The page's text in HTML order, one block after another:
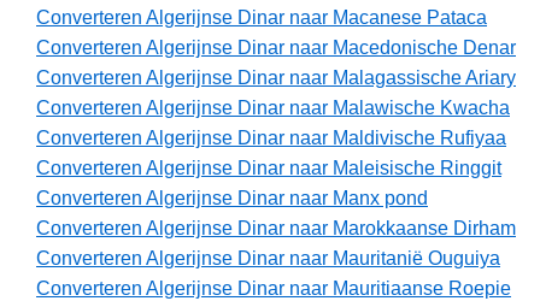
Converteren Algerijnse Dinar naar Macanese Pataca
Converteren Algerijnse Dinar naar Macedonische Denar
Converteren Algerijnse Dinar naar Malagassische Ariary
Converteren Algerijnse Dinar naar Malawische Kwacha
Converteren Algerijnse Dinar naar Maldivische Rufiyaa
Converteren Algerijnse Dinar naar Maleisische Ringgit
Converteren Algerijnse Dinar naar Manx pond
Converteren Algerijnse Dinar naar Marokkaanse Dirham
Converteren Algerijnse Dinar naar Mauritanië Ouguiya
Converteren Algerijnse Dinar naar Mauritiaanse Roepie